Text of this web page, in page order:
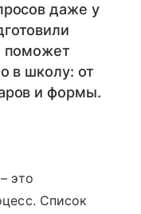
даже у
поможет
в школу: от
и формы.
это
Список